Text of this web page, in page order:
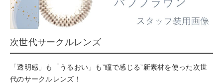
次世代サークルレンズ
「透明感」も「うるおい」も”瞳で感じる”新素材を使った次世
代のサークルレンズ！